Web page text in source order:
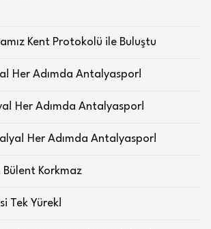
Kent Protokolü ile Buluştu
Her Adımda Antalyaspor!
Her Adımda Antalyaspor!
Her Adımda Antalyaspor!
Bülent Korkmaz
Tek Yürek!